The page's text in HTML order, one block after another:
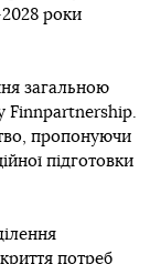
роки
загальною
Finnpartnership.
пропонуючи
підготовки
потреб